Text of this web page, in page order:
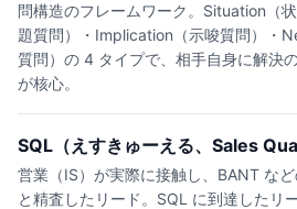
問構造のフレームワーク。Situation（
題質問）・Implication（示唆質問）・
質問）の 4 タイプで、相手自身に解決
が核心。
SQL（えすきゅーえる、Sales
営業（IS）が実際に接触し、BANT な
と精査したリード。SQL に到達したリ